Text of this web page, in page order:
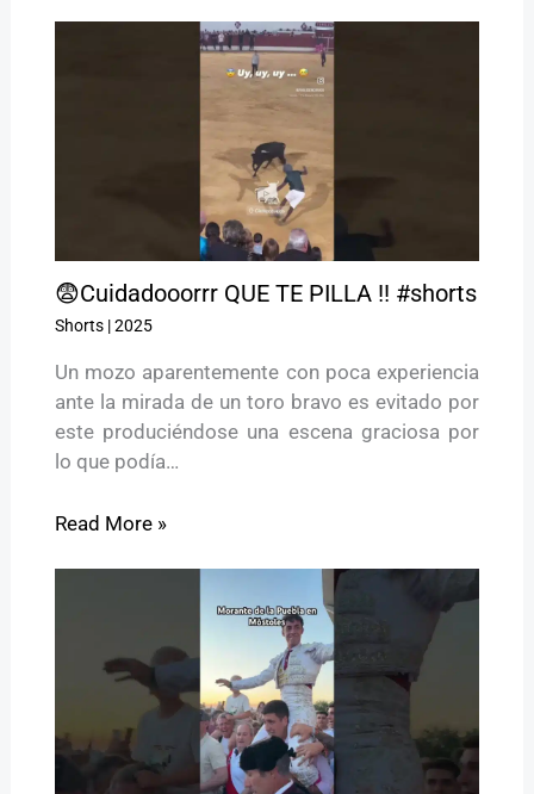
😨Cuidadooorrr QUE TE PILLA !! #shorts
Shorts|2025
Un mozo aparentemente con poca experiencia
ante la mirada de un toro bravo es evitado por
este produciéndose una escena graciosa por
lo que podía…
Read More »